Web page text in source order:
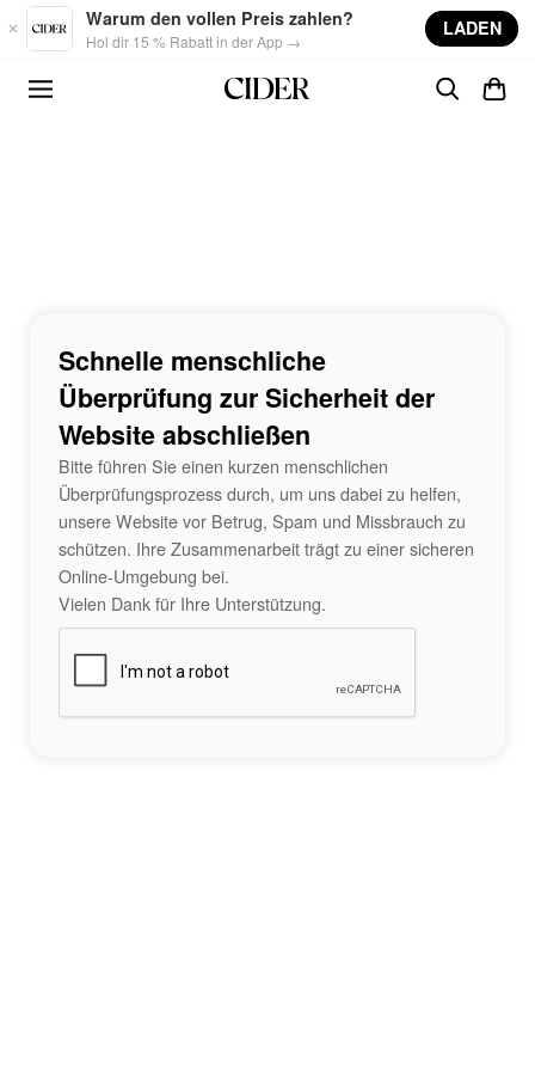
Skip to main content
Warum den vollen Preis zahlen?
Hol dir 15 % Rabatt in der App →
LADEN
Schnelle menschliche
Überprüfung zur Sicherheit der
Website abschließen
Bitte führen Sie einen kurzen menschlichen
Überprüfungsprozess durch, um uns dabei zu helfen,
unsere Website vor Betrug, Spam und Missbrauch zu
schützen. Ihre Zusammenarbeit trägt zu einer sicheren
Online-Umgebung bei.
Vielen Dank für Ihre Unterstützung.